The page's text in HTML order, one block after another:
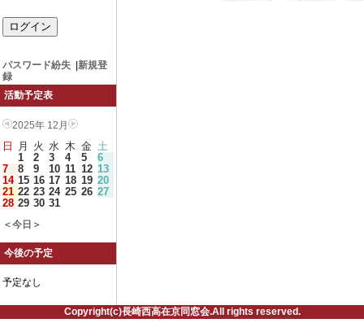
パスワード紛失
新規登
録
活動予定表
2025年 12月
日 月 火 水 木 金 土
1
2 3 4 5
6
7
8 9 10 11 12 13
14 15 16 17 18 19 20
21 22 23 24 25 26 27
28 29 30 31
＜今日＞
今後の予定
予定なし
Copyright(c)長崎西高在京同窓会.All rights reserved.